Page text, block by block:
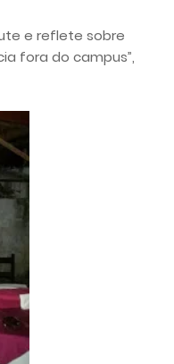
e reflete sobre
fora do campus”,